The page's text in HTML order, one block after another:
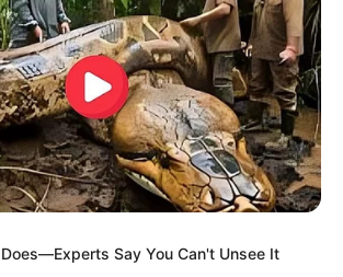
Say You Can't Unsee It